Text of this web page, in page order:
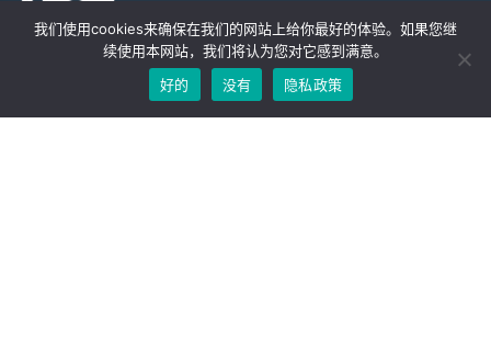
版权 2024 年。Zip-Chem® 产品。
我们使用cookies来确保在我们的网站上给你最好的体验。如果您继
续使用本网站，我们将认为您对它感到满意。
好的
没有 隐私政策